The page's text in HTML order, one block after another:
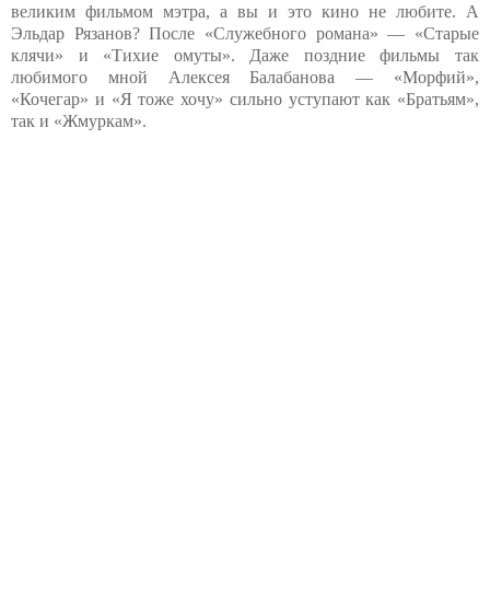
великим фильмом мэтра, а вы и это кино не любите. А
Эльдар Рязанов? После «Служебного романа» — «Старые
клячи» и «Тихие омуты». Даже поздние фильмы так
любимого мной Алексея Балабанова — «Морфий»,
«Кочегар» и «Я тоже хочу» сильно уступают как «Братьям»,
так и «Жмуркам».